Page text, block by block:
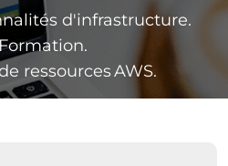
d'infrastructure.
ressources AWS.